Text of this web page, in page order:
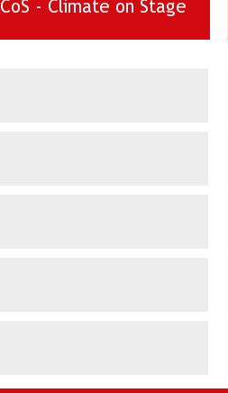
CoS - Climate on Stage